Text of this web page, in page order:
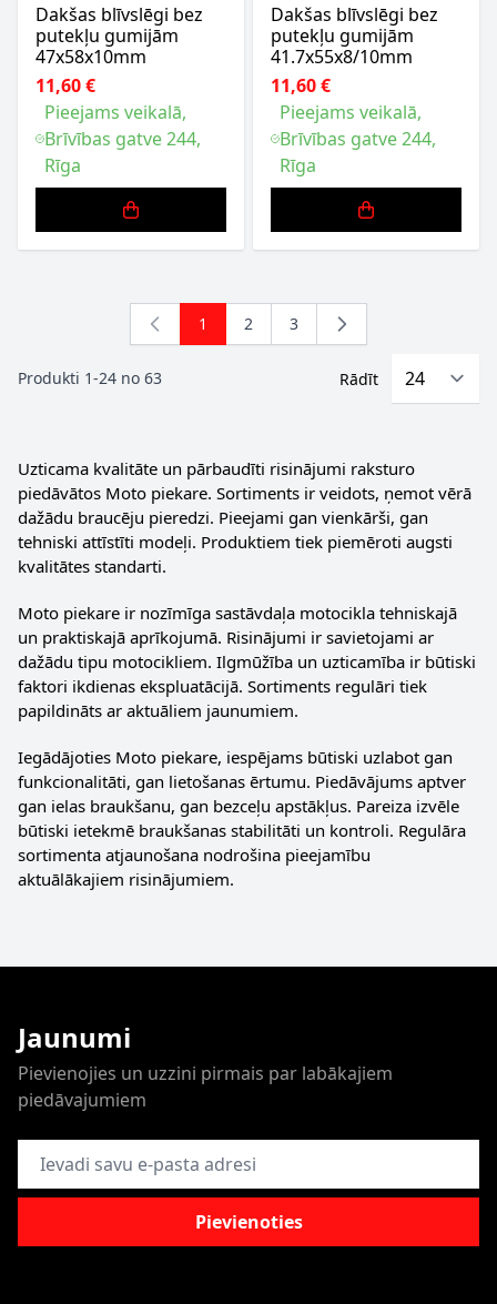
Dakšas blīvslēgi bez
putekļu gumijām
47x58x10mm
11,60 €
Pieejams veikalā,
Brīvības gatve 244,
Rīga
Dakšas blīvslēgi bez
putekļu gumijām
41.7x55x8/10mm
11,60 €
Pieejams veikalā,
Brīvības gatve 244,
Rīga
Produkti 1-24 no 63
You're currently reading page
1 Lapa
2 Lapa
3
Rādīt
Uzticama kvalitāte un pārbaudīti risinājumi raksturo
piedāvātos Moto piekare. Sortiments ir veidots, ņemot vērā
dažādu braucēju pieredzi. Pieejami gan vienkārši, gan
tehniski attīstīti modeļi. Produktiem tiek piemēroti augsti
kvalitātes standarti.
Moto piekare ir nozīmīga sastāvdaļa motocikla tehniskajā
un praktiskajā aprīkojumā. Risinājumi ir savietojami ar
dažādu tipu motocikliem. Ilgmūžība un uzticamība ir būtiski
faktori ikdienas ekspluatācijā. Sortiments regulāri tiek
papildināts ar aktuāliem jaunumiem.
Iegādājoties Moto piekare, iespējams būtiski uzlabot gan
funkcionalitāti, gan lietošanas ērtumu. Piedāvājums aptver
gan ielas braukšanu, gan bezceļu apstākļus. Pareiza izvēle
būtiski ietekmē braukšanas stabilitāti un kontroli. Regulāra
sortimenta atjaunošana nodrošina pieejamību
aktuālākajiem risinājumiem.
Jaunumi
Pievienojies un uzzini pirmais par labākajiem
piedāvajumiem
E-pasta adrese
Pievienoties